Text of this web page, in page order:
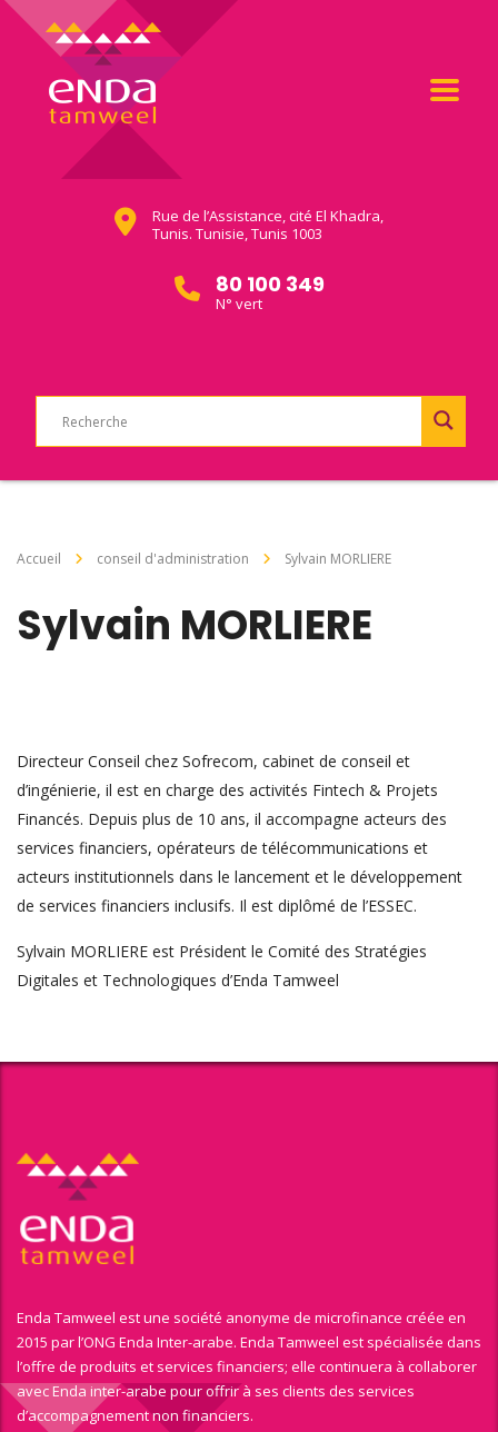
Rue de l’Assistance, cité El Khadra,
Tunis. Tunisie, Tunis 1003
80 100 349
N° vert
Accueil conseil d'administration Sylvain MORLIERE
Sylvain MORLIERE
Directeur Conseil chez Sofrecom, cabinet de conseil et
d’ingénierie, il est en charge des activités Fintech & Projets
Financés. Depuis plus de 10 ans, il accompagne acteurs des
services financiers, opérateurs de télécommunications et
acteurs institutionnels dans le lancement et le développement
de services financiers inclusifs. Il est diplômé de l’ESSEC.
Sylvain MORLIERE est Président le Comité des Stratégies
Digitales et Technologiques d’Enda Tamweel
Enda Tamweel est une société anonyme de microfinance créée en
2015 par l’ONG Enda Inter-arabe. Enda Tamweel est spécialisée dans
l’offre de produits et services financiers; elle continuera à collaborer
avec Enda inter-arabe pour offrir à ses clients des services
d’accompagnement non financiers.